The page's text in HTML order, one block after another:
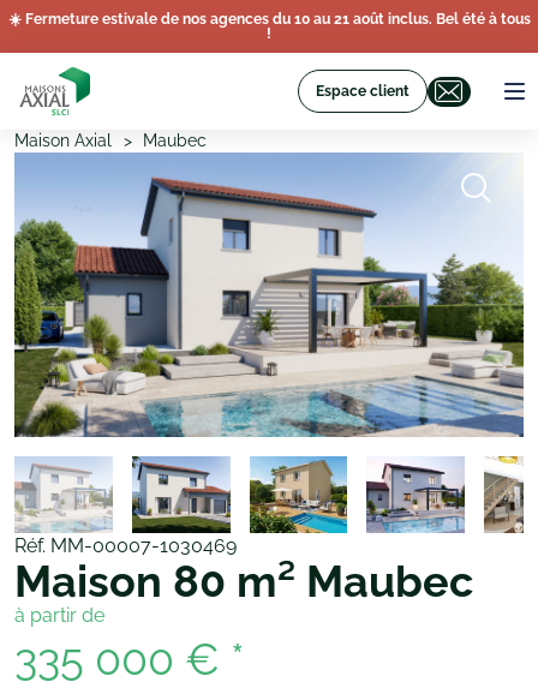
☀️ Fermeture estivale de nos agences du 10 au 21 août inclus. Bel été à tous
!
Espace client
Maison Axial Maubec
Réf. MM-00007-1030469
Maison 80 m² Maubec
à partir de
335 000 € *